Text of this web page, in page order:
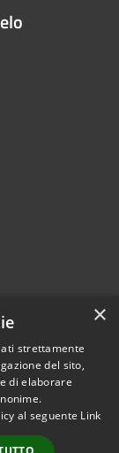
2026 • Comune
• Powered
×
strettamente
del sito,
di elaborare
al seguente Link